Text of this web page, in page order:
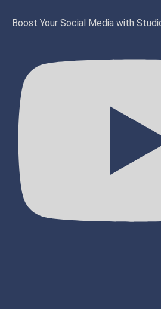
Boost Your Social Media with